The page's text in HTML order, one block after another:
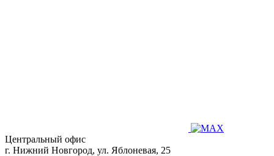
Центральный офис
г. Нижний Новгород, ул. Яблоневая, 25